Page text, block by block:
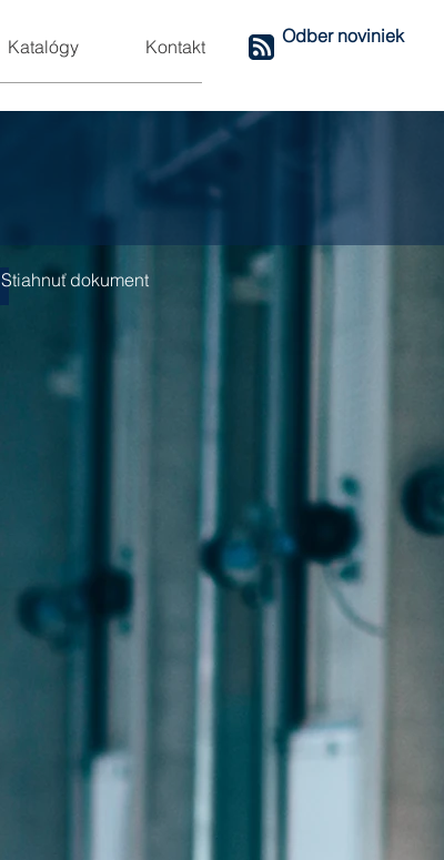
Katalógy Kontakt Odber noviniek
Stiahnuť dokument